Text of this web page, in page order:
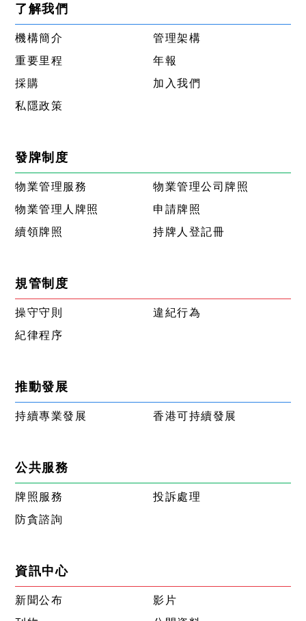
了解我們
機構簡介
管理架構
重要里程
年報
採購
加入我們
私隱政策
發牌制度
物業管理服務
物業管理公司牌照
物業管理人牌照
申請牌照
續領牌照
持牌人登記冊
規管制度
操守守則
違紀行為
紀律程序
推動發展
持續專業發展 香港可持續發展
公共服務
牌照服務
投訴處理
防貪諮詢
資訊中心
新聞公布
影片